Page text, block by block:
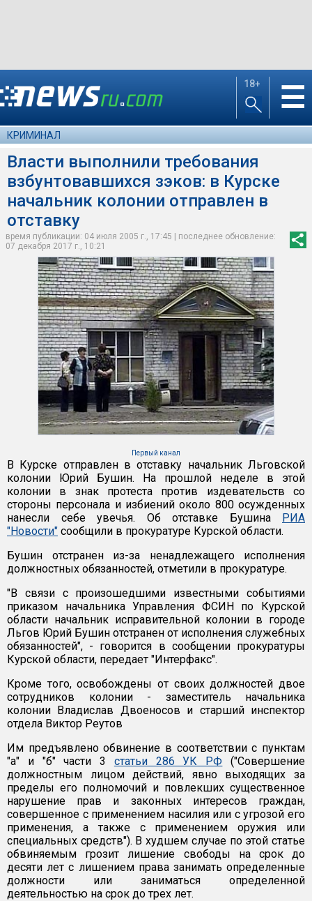
18+ ☰
КРИМИНАЛ
Власти выполнили требования
взбунтовавшихся зэков: в Курске
начальник колонии отправлен в
отставку
время публикации: 04 июля 2005 г., 17:45 | последнее обновление:
07 декабря 2017 г., 10:21
Первый канал
В Курске отправлен в отставку начальник Льговской
колонии Юрий Бушин. На прошлой неделе в этой
колонии в знак протеста против издевательств со
стороны персонала и избиений около 800 осужденных
нанесли себе увечья. Об отставке Бушина РИА
"Новости" сообщили в прокуратуре Курской области.
Бушин отстранен из-за ненадлежащего исполнения
должностных обязанностей, отметили в прокуратуре.
"В связи с произошедшими известными событиями
приказом начальника Управления ФСИН по Курской
области начальник исправительной колонии в городе
Льгов Юрий Бушин отстранен от исполнения служебных
обязанностей", - говорится в сообщении прокуратуры
Курской области, передает "Интерфакс".
Кроме того, освобождены от своих должностей двое
сотрудников колонии - заместитель начальника
колонии Владислав Двоеносов и старший инспектор
отдела Виктор Реутов
Им предъявлено обвинение в соответствии с пунктам
"а" и "б" части 3 статьи 286 УК РФ ("Совершение
должностным лицом действий, явно выходящих за
пределы его полномочий и повлекших существенное
нарушение прав и законных интересов граждан,
совершенное с применением насилия или с угрозой его
применения, а также с применением оружия или
специальных средств"). В худшем случае по этой статье
обвиняемым грозит лишение свободы на срок до
десяти лет с лишением права занимать определенные
должности или заниматься определенной
деятельностью на срок до трех лет.